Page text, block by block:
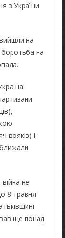
з України
на
боротьба на
вояків) і
не
8 травня
ще понад